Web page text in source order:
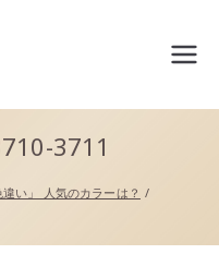
エルアンドコー）公
3711
い」 人気のカラーは？